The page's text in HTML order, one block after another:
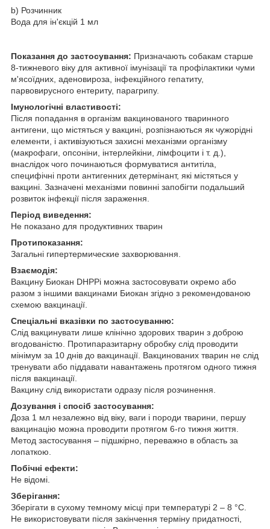
b) Розчинник
Вода для ін'єкцій 1 мл
Показання до застосування: Призначають собакам старше
8-тижневого віку для активної імунізації та профілактики чуми
м'ясоїдних, аденовироза, інфекційного гепатиту,
парвовирусного ентериту, парагрипу.
Імунологічні властивості:
Після попадання в організм вакцинованого тваринного
антигени, що містяться у вакцині, розпізнаються як чужорідні
елементи, і активізуються захисні механізми організму
(макрофаги, опсоніни, інтерлейкіни, лімфоцити і т. д.),
внаслідок чого починаються формуватися антитіла,
специфічні проти антигенних детермінант, які містяться у
вакцині. Зазначені механізми повинні запобігти подальший
розвиток інфекції після зараження.
Період виведення:
Не показано для продуктивних тварин
Протипоказання:
Загальні гипертермические захворювання.
Взаємодія:
Вакцину Биокан DHPPi можна застосовувати окремо або
разом з іншими вакцинами Биокан згідно з рекомендованою
схемою вакцинації.
Спеціальні вказівки по застосуванню:
Слід вакцинувати лише клінічно здорових тварин з доброю
вгодованістю. Протипаразитарну обробку слід проводити
мінімум за 10 днів до вакцинації. Вакцинованих тварин не слід
тренувати або піддавати навантажень протягом одного тижня
після вакцинації.
Вакцину слід використати одразу після розчинення.
Дозування і спосіб застосування:
Доза 1 мл незалежно від віку, ваги і породи тварини, першу
вакцинацію можна проводити протягом 6-го тижня життя.
Метод застосування – підшкірно, переважно в область за
лопаткою.
Побічні ефекти:
Не відомі.
Зберігання:
Зберігати в сухому темному місці при температурі 2 – 8 °C.
Не використовувати після закінчення терміну придатності,